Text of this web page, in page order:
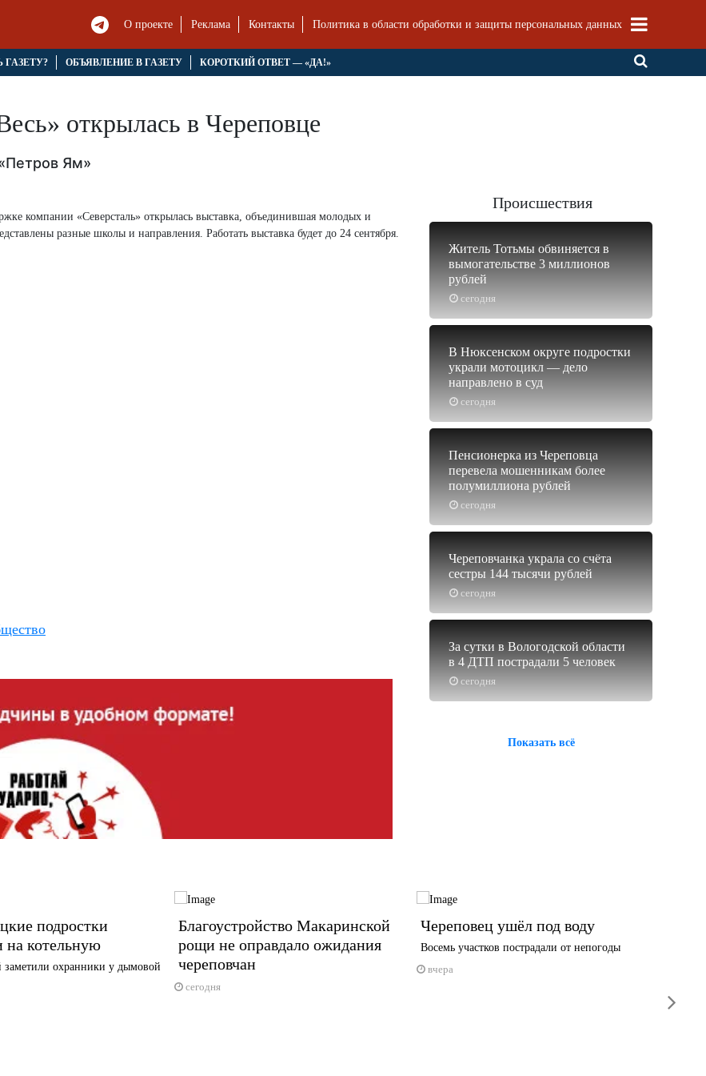
О проекте Реклама Контакты Политика в области обработки и защиты персональных данных
ГАЗЕТУ? ОБЪЯВЛЕНИЕ В ГАЗЕТУ КОРОТКИЙ ОТВЕТ — «ДА!»
открылась в Череповце
Ям»
компании «Северсталь» открылась выставка, объединившая молодых и
разные школы и направления. Работать выставка будет до 24 сентября.
Происшествия
сегодня
Житель Тотьмы обвиняется в
вымогательстве 3 миллионов
рублей
сегодня
В Нюксенском округе подростки
украли мотоцикл — дело
направлено в суд
сегодня
Пенсионерка из Череповца
перевела мошенникам более
полумиллиона рублей
сегодня
Череповчанка украла со счёта
сестры 144 тысячи рублей
сегодня
За сутки в Вологодской области
в 4 ДТП пострадали 5 человек
Показать всё
подростки
на котельную
заметили охранники у дымовой
Благоустройство Макаринской
рощи не оправдало ожидания
череповчан
сегодня
Череповец ушёл под воду
Восемь участков пострадали от непогоды
вчера